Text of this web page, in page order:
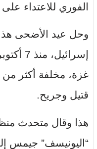
الفوري للاعتداء
وحل عيد الأضحى
قتيل وجريح.
هذا وقال متحدث
“اليونيسف” جيمس